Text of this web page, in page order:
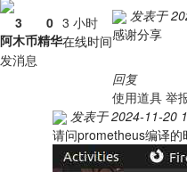
3
阿木币
0
精华
3 小时
在线时间
发消息
发表于
感谢分享
回复
使用道具 举
发表于 2024-11-20
请问prometheus编译